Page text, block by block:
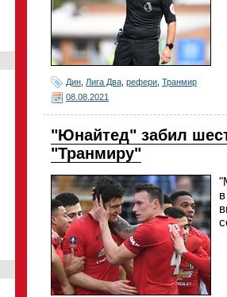
Дин Лига Два рефери Транмир
08.08.2021
"Юнайтед" забил
"Транмиру"